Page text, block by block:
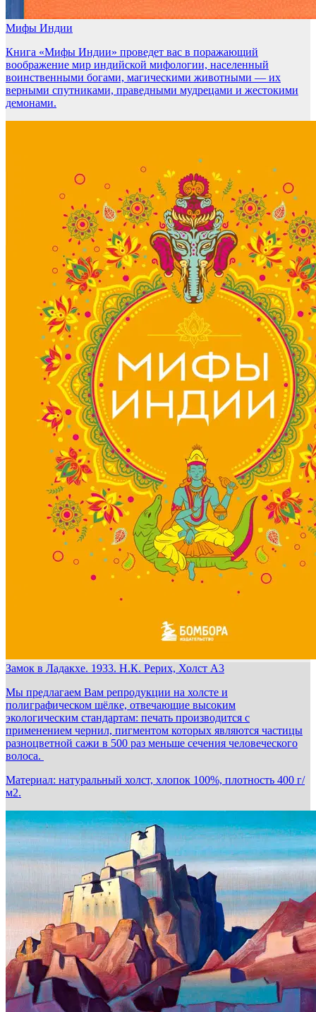
Мифы Индии
Книга «Мифы Индии» проведет вас в поражающий
воображение мир индийской мифологии, населенный
воинственными богами, магическими животными — их
верными спутниками, праведными мудрецами и жестокими
демонами.
Замок в Ладакхе. 1933. Н.К. Рерих, Холст А3
Мы предлагаем Вам репродукции на холсте и
полиграфическом шёлке, отвечающие высоким
экологическим стандартам: печать производится с
применением чернил, пигментом которых являются частицы
разноцветной сажи в 500 раз меньше сечения человеческого
волоса.
Материал: натуральный холст, хлопок 100%, плотность 400 г/
м2.